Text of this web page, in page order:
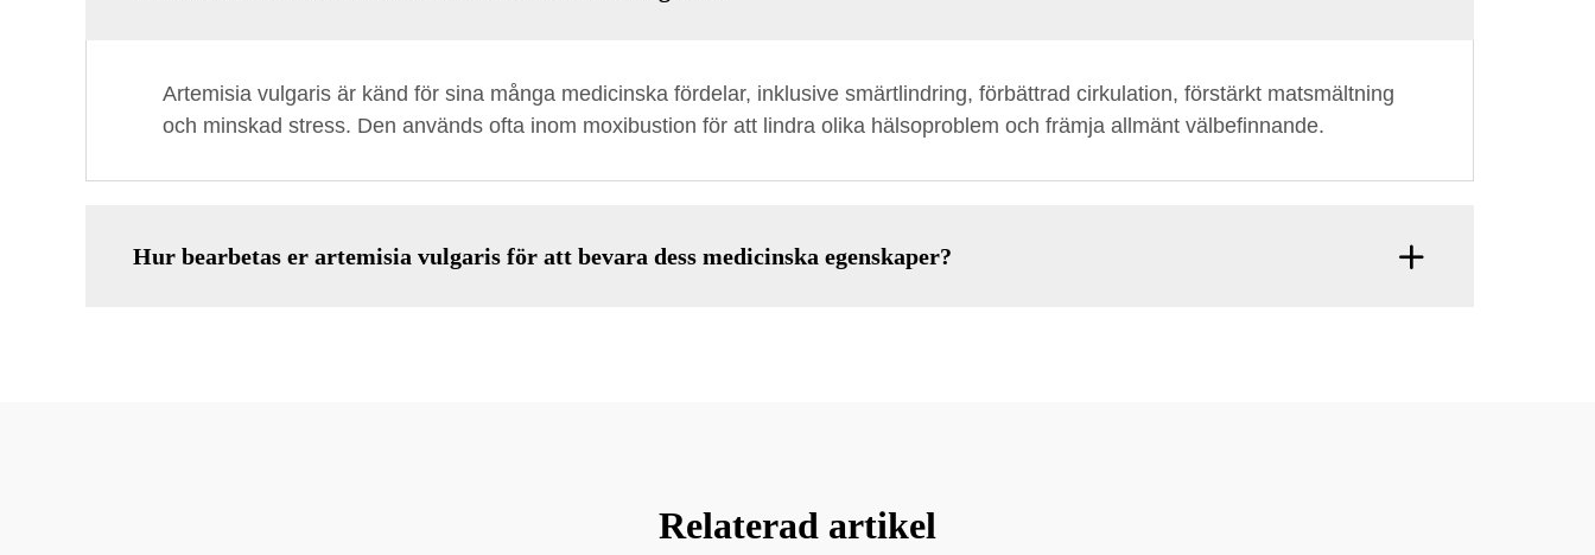
Artemisia vulgaris är känd för sina många medicinska fördelar, inklusive smärtlindring, förbättrad cirkulation, förstärkt matsmältning
och minskad stress. Den används ofta inom moxibustion för att lindra olika hälsoproblem och främja allmänt välbefinnande.
Hur bearbetas er artemisia vulgaris för att bevara dess medicinska egenskaper?
Relaterad artikel